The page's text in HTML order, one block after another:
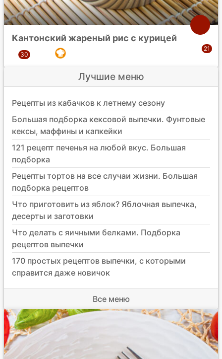
Кантонский жареный рис с курицей
Лучшие меню
Рецепты из кабачков к летнему сезону
Большая подборка кексовой выпечки. Фунтовые
кексы, маффины и капкейки
121 рецепт печенья на любой вкус. Большая
подборка
Рецепты тортов на все случаи жизни. Большая
подборка рецептов
Что приготовить из яблок? Яблочная выпечка,
десерты и заготовки
Что делать с яичными белками. Подборка
рецептов выпечки
170 простых рецептов выпечки, с которыми
справится даже новичок
Все меню